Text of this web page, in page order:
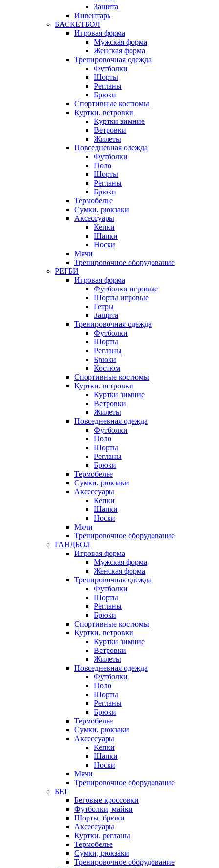
Защита
Инвентарь
БАСКЕТБОЛ
Игровая форма
Мужская форма
Женская форма
Тренировочная одежда
Футболки
Шорты
Регланы
Брюки
Спортивные костюмы
Куртки, ветровки
Куртки зимние
Ветровки
Жилеты
Повседневная одежда
Футболки
Поло
Шорты
Регланы
Брюки
Термобелье
Сумки, рюкзаки
Аксессуары
Кепки
Шапки
Носки
Мячи
Тренировочное оборудование
РЕГБИ
Игровая форма
Футболки игровые
Шорты игровые
Гетры
Защита
Тренировочная одежда
Футболки
Шорты
Регланы
Брюки
Костюм
Спортивные костюмы
Куртки, ветровки
Куртки зимние
Ветровки
Жилеты
Повседневная одежда
Футболки
Поло
Шорты
Регланы
Брюки
Термобелье
Сумки, рюкзаки
Аксессуары
Кепки
Шапки
Носки
Мячи
Тренировочное оборудование
ГАНДБОЛ
Игровая форма
Мужская форма
Женская форма
Тренировочная одежда
Футболки
Шорты
Регланы
Брюки
Спортивные костюмы
Куртки, ветровки
Куртки зимние
Ветровки
Жилеты
Повседневная одежда
Футболки
Поло
Шорты
Регланы
Брюки
Термобелье
Сумки, рюкзаки
Аксессуары
Кепки
Шапки
Носки
Мячи
Тренировочное оборудование
БЕГ
Беговые кроссовки
Футболки, майки
Шорты, брюки
Аксессуары
Куртки, регланы
Термобелье
Сумки, рюкзаки
Тренировочное оборудование